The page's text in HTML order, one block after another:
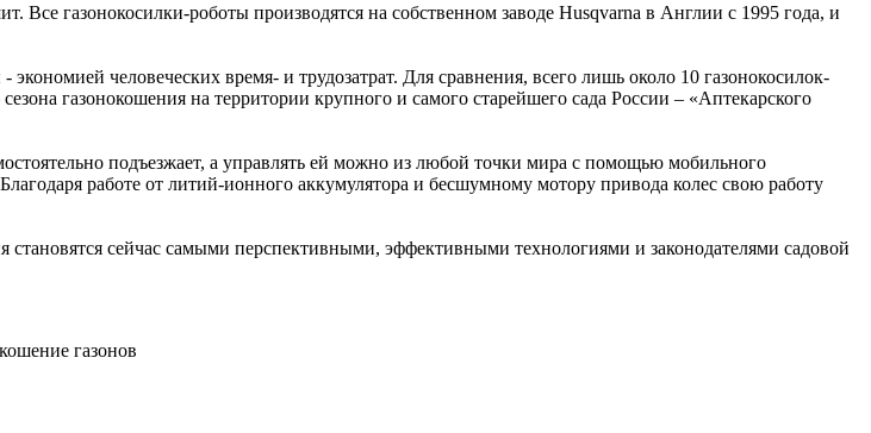
Все газонокосилки-роботы производятся на собственном заводе Husqvarna в Англии с 1995 года, и
человеческих время- и трудозатрат. Для сравнения, всего лишь около 10 газонокосилок-
газонокошения на территории крупного и самого старейшего сада России – «Аптекарского
подъезжает, а управлять ей можно из любой точки мира с помощью мобильного
работе от литий-ионного аккумулятора и бесшумному мотору привода колес свою работу
сейчас самыми перспективными, эффективными технологиями и законодателями садовой
газонов